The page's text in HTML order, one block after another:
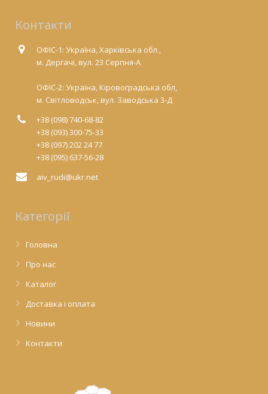
Контакти
ОФІС-1: Україна, Харківська обл.,
м. Дергачі, вул. 23 Серпня-А
ОФІС-2: Україна, Кіровоградська обл,
м. Світловодськ, вул. Заводська 3-Д
+38 (098) 740-68-82
+38 (093) 300-75-33
+38 (097) 202 24 77
+38 (095) 637-56-28
aiv_rudi@ukr.net
Категорії
Головна
Про нас
Каталог
Доставка і оплата
Новини
Контакти